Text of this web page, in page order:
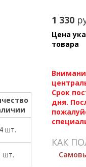
1 330
Цена
товара
Срок
дня.
КАК
шт.
шт.